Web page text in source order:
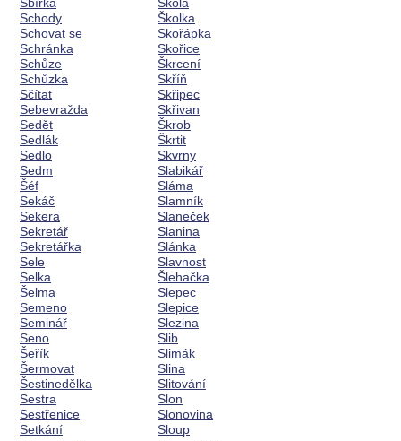
Schody
Schovat se
Schránka
Schůze
Schůzka
Sčítat
Sebevražda
Sedět
Sedlák
Sedlo
Sedm
Šéf
Sekáč
Sekera
Sekretář
Sekretářka
Sele
Selka
Šelma
Semeno
Seminář
Seno
Šeřík
Šermovat
Šestinedělka
Sestra
Sestřenice
Setkání
Školka
Skořápka
Skořice
Škrcení
Skříň
Skřipec
Skřivan
Škrob
Škrtit
Skvrny
Slabikář
Sláma
Slamník
Slaneček
Slanina
Slánka
Slavnost
Šlehačka
Slepec
Slepice
Slezina
Slib
Slimák
Slina
Slitování
Slon
Slonovina
Sloup